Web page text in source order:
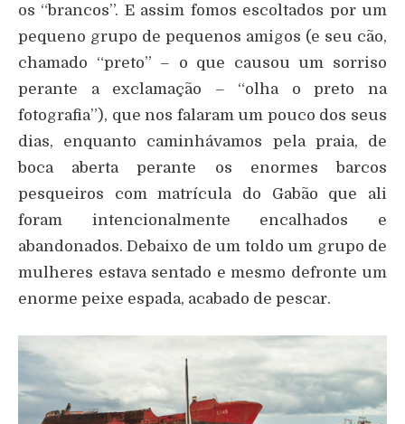
os “brancos”. E assim fomos escoltados por um
pequeno grupo de pequenos amigos (e seu cão,
chamado “preto” – o que causou um sorriso
perante a exclamação – “olha o preto na
fotografia”), que nos falaram um pouco dos seus
dias, enquanto caminhávamos pela praia, de
boca aberta perante os enormes barcos
pesqueiros com matrícula do Gabão que ali
foram intencionalmente encalhados e
abandonados. Debaixo de um toldo um grupo de
mulheres estava sentado e mesmo defronte um
enorme peixe espada, acabado de pescar.